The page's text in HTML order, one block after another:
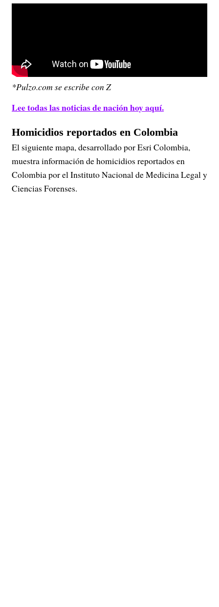
*Pulzo.com se escribe con Z
Lee todas las noticias de nación hoy aquí.
Homicidios reportados en Colombia
El siguiente mapa, desarrollado por Esri Colombia,
muestra información de homicidios reportados en
Colombia por el Instituto Nacional de Medicina Legal y
Ciencias Forenses.